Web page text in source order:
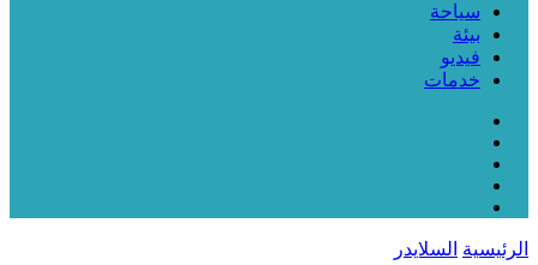
سياحة
بيئة
فيديو
خدمات
الرئيسية السلايدر